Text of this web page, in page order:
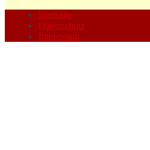
Startseite
Datenschutz
Impressum